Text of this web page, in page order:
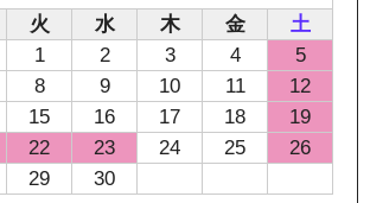
火 水 木 金
土
1
2 3 4
5
8 9 10 11
12
15 16 17 18
19
22 23 24 25
26
29 30